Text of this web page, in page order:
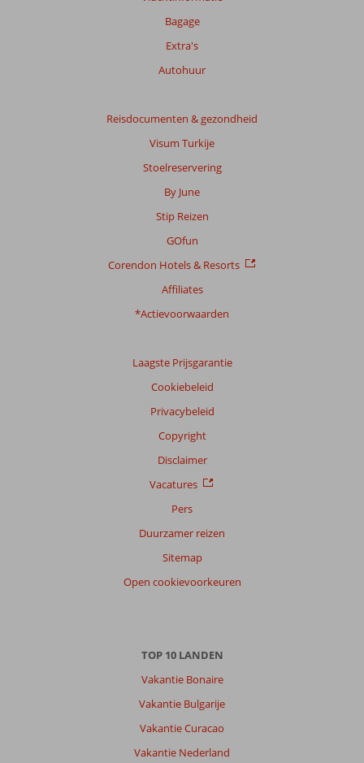
Bagage
Extra's
Autohuur
Reisdocumenten & gezondheid
Visum Turkije
Stoelreservering
By June
Stip Reizen
GOfun
Corendon Hotels & Resorts
Affiliates
*Actievoorwaarden
Laagste Prijsgarantie
Cookiebeleid
Privacybeleid
Copyright
Disclaimer
Vacatures
Pers
Duurzamer reizen
Sitemap
Open cookievoorkeuren
TOP 10 LANDEN
Vakantie Bonaire
Vakantie Bulgarije
Vakantie Curacao
Vakantie Nederland